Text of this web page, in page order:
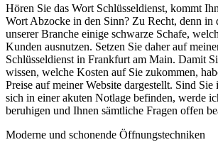
Hören Sie das Wort Schlüsseldienst, kommt
Wort Abzocke in den Sinn? Zu Recht, denn in
unserer Branche einige schwarze Schafe,
Kunden ausnutzen. Setzen Sie daher auf
Schlüsseldienst in Frankfurt am Main. Damit
wissen, welche Kosten auf Sie zukommen,
Preise auf meiner Website dargestellt. Sind
sich in einer akuten Notlage befinden, werde
beruhigen und Ihnen sämtliche Fragen offen
Moderne und schonende Öffnungstechniken